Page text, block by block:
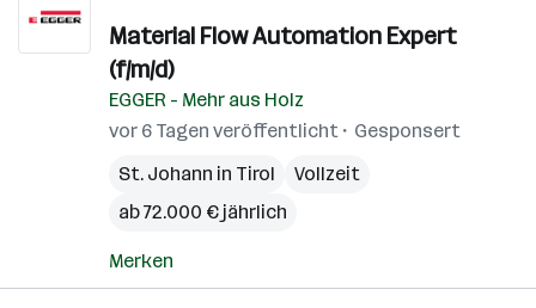
Material Flow Automation Expert
(f/m/d)
EGGER - Mehr aus Holz
vor 6 Tagen veröffentlicht
Gesponsert
St. Johann in Tirol
Vollzeit
ab 72.000 € jährlich
Merken